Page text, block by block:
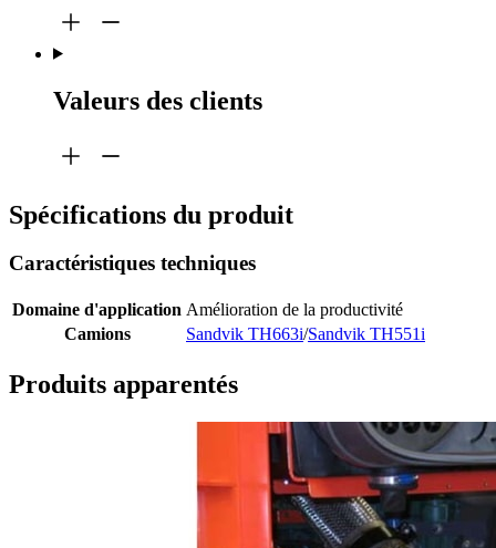
Valeurs des clients
Spécifications du produit
Caractéristiques techniques
Domaine d'application Amélioration de la productivité
Camions
Sandvik TH663i/Sandvik TH551i
Produits apparentés